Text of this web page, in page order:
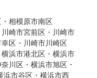
相模原市南区
崎市宮前区・川崎市
区・川崎市川崎区
浜市港北区・横浜市
川区・横浜市旭区・
浜市谷区・横浜市西